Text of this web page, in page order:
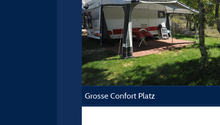
Grosse Confort Platz